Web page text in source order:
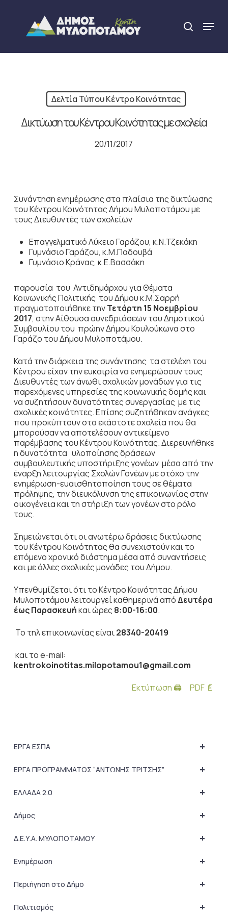
content
search
Menu
Δελτία Τύπου Κέντρο Κοινότητας
Δικτύωση του Κέντρου Κοινότητας με σχολεία
20/11/2017
Συνάντηση ενημέρωσης στα πλαίσια της δικτύωσης
του Κέντρου Κοινότητας Δήμου Μυλοποτάμου με
τους Διευθυντές των σχολείων
Επαγγελματικό Λύκειο Γαράζου, κ.Ν.Τζεκάκη
Γυμνάσιο Γαράζου, κ.Μ.Παδουβά
Γυμνάσιο Κράνας, κ.Ε.Βασσάκη
παρουσία του Αντιδημάρχου για Θέματα
Κοινωνικής Πολιτικής του Δήμου κ.Μ.Σαρρή
πραγματοποιήθηκε τηνΤετάρτη 15 Νοεμβρίου
2017, στην Αίθουσα συνεδριάσεων του Δημοτικού
Συμβουλίου του πρώην Δήμου Κουλούκωνα στο
Γαράζο του Δήμου Μυλοποτάμου.
Κατά την διάρκεια της συνάντησης τα στελέχη του
Κέντρου είχαν την ευκαιρία να ενημερώσουν τους
Διευθυντές των άνωθι σχολικών μονάδων για τις
παρεχόμενες υπηρεσίες της κοινωνικής δομής και
να συζητήσουν δυνατότητες συνεργασίας με τις
σχολικές κοινότητες. Επίσης συζητήθηκαν ανάγκες
που προκύπτουν στα εκάστοτε σχολεία που θα
μπορούσαν να αποτελέσουν αντικείμενο
παρέμβασης του Κέντρου Κοινότητας. Διερευνήθηκε
η δυνατότητα υλοποίησης δράσεων
συμβουλευτικής υποστήριξης γονέων μέσα από την
έναρξη λειτουργίας Σχολών Γονέων με στόχο την
ενημέρωση-ευαισθητοποίηση τους σε θέματα
πρόληψης, την διευκόλυνση της επικοινωνίας στην
οικογένεια και τη στήριξη των γονέων στο ρόλο
τους.
Σημειώνεται ότι οι ανωτέρω δράσεις δικτύωσης
του Κέντρου Κοινότητας θα συνεχιστούν και το
επόμενο χρονικό διάστημα μέσα από συναντήσεις
και με άλλες σχολικές μονάδες του Δήμου.
Υπενθυμίζεται ότι το Κέντρο Κοινότητας Δήμου
Μυλοποτάμου λειτουργεί καθημερινά απόΔευτέρα
έως Παρασκευήκαι ώρες 8:00-16:00.
Το τηλ επικοινωνίας είναι28340-20419
και το e-mail:
kentrokoinotitas.milopotamou1@gmail.com
Εκτύπωση 🖨
PDF 📄
+
ΕΡΓΑ ΕΣΠΑ
+
ΕΡΓΑ ΠΡΟΓΡΑΜΜΑΤΟΣ “ΑΝΤΩΝΗΣ ΤΡΙΤΣΗΣ”
+
ΕΛΛΑΔΑ 2.0
+
Δήμος
+
Δ.Ε.Υ.Α. ΜΥΛΟΠΟΤΑΜΟΥ
+
Ενημέρωση
+
Περιήγηση στο Δήμο
+
Πολιτισμός
Close